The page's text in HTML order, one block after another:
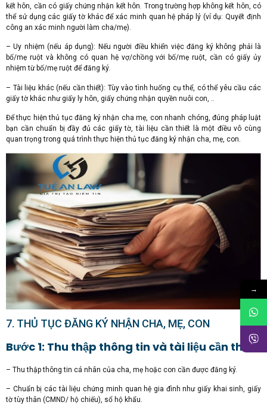
kết hôn, cần có giấy chứng nhận kết hôn. Trong trường hợp không kết hôn, có
thể sử dụng các giấy tờ khác để xác minh quan hệ pháp lý (ví dụ: Quyết định
công an xác minh người làm cha/mẹ).
– Uy nhiệm (nếu áp dụng): Nếu người điều khiển việc đăng ký không phải là
bố/mẹ ruột và không có quan hệ vợ/chồng với bố/mẹ ruột, cần có giấy ủy
nhiệm từ bố/mẹ ruột để đăng ký.
– Tài liệu khác (nếu cần thiết): Tùy vào tình huống cụ thể, có thể yêu cầu các
giấy tờ khác như giấy ly hôn, giấy chứng nhận quyền nuôi con, ..
Để thực hiện thủ tục đăng ký nhận cha mẹ, con nhanh chóng, đúng pháp luật
bạn cần chuẩn bị đầy đủ các giấy tờ, tài liệu cần thiết là một điều vô cùng
quan trọng trong quá trình thực hiện thủ tục đăng ký nhận cha, mẹ, con.
7. THỦ TỤC ĐĂNG KÝ NHẬN CHA, MẸ, CON
Bước 1: Thu thập thông tin và tài liệu cần thiết:
– Thu thập thông tin cá nhân của cha, mẹ hoặc con cần được đăng ký.
– Chuẩn bị các tài liệu chứng minh quan hệ gia đình như giấy khai sinh, giấy
tờ tùy thân (CMND/ hộ chiếu), sổ hộ khẩu.
→